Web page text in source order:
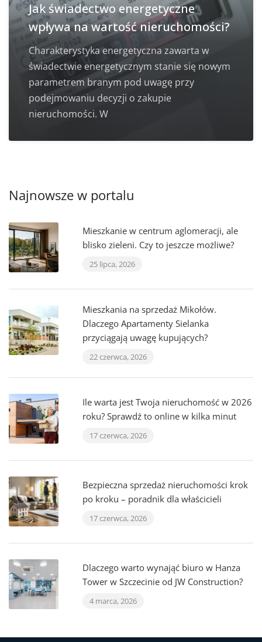
Jak świadectwo energetyczne
wpływa na wartość nieruchomości?
Charakterystyka energetyczna zawarta w
świadectwie energetycznym stanie się nowym
parametrem branym pod uwagę przy
podejmowaniu decyzji o zakupie
nieruchomości. W
Najnowsze w portalu
Mieszkanie w centrum aglomeracji, ale
blisko zieleni. Czy to jeszcze możliwe?
25 lipca, 2026
Mieszkania na sprzedaż Mikołów.
Dlaczego Apartamenty Sielanka
przyciągają uwagę kupujących?
22 czerwca, 2026
Ile warta jest Twoja nieruchomość w 2026
roku? Sprawdź to online w kilka minut
17 czerwca, 2026
Bezpieczna sprzedaż nieruchomości krok
po kroku – poradnik dla właścicieli
17 czerwca, 2026
Dlaczego warto wynająć biuro w Hanza
Tower w Szczecinie od JW Construction?
4 marca, 2026